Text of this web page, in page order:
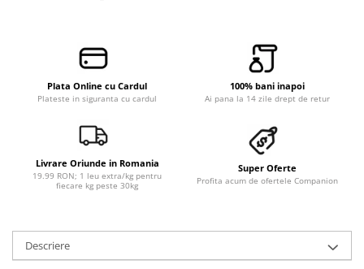
Plata Online cu Cardul
Plateste in siguranta cu cardul
100% bani inapoi
Ai pana la 14 zile drept de retur
Livrare Oriunde in Romania
19.99 RON; 1 leu extra/kg pentru
fiecare kg peste 30kg
Super Oferte
Profita acum de ofertele Companion
Descriere